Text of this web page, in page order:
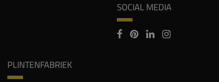
SOCIAL MEDIA
PLINTENFABRIEK